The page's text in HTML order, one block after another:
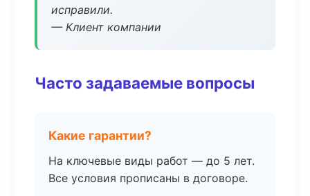
исправили.
— Клиент компании
Часто задаваемые вопросы
Какие гарантии?
На ключевые виды работ — до 5 лет.
Все условия прописаны в договоре.